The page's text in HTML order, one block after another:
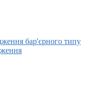
бар'єрного типу